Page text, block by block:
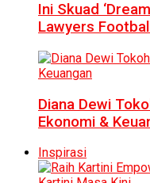
Ini Skuad
Lawyers
Diana Dewi
Ekonomi &
Inspirasi